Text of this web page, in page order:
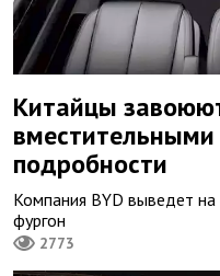
Китайцы
подробности
Компания BYD выведет
фургон
2773